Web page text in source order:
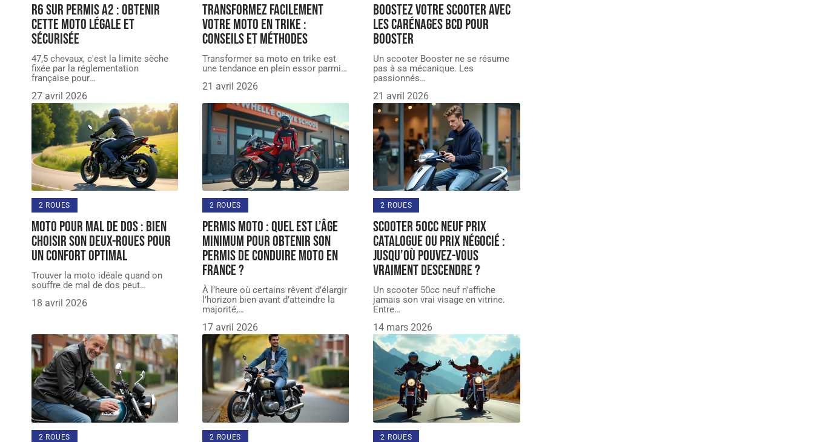
R6 sur permis A2 : obtenir
cette moto légale et
sécurisée
47,5 chevaux, c'est la limite sèche
fixée par la réglementation
française pour…
27 avril 2026
Transformez facilement
votre moto en trike :
conseils et méthodes
Transformer sa moto en trike est
une tendance en plein essor parmi…
21 avril 2026
Boostez votre scooter avec
les carénages BCD pour
Booster
Un scooter Booster ne se résume
pas à sa mécanique. Les
passionnés…
21 avril 2026
2 ROUES
Moto pour mal de dos : bien
choisir son deux-roues pour
un confort optimal
Trouver la moto idéale quand on
souffre de mal de dos peut…
18 avril 2026
2 ROUES
Permis moto : quel est l’âge
minimum pour obtenir son
permis de conduire moto en
France ?
À l’heure où certains rêvent d’élargir
l’horizon bien avant d’atteindre la
majorité,…
17 avril 2026
2 ROUES
Scooter 50cc Neuf prix
catalogue ou prix négocié :
jusqu’où pouvez-vous
vraiment descendre ?
Un scooter 50cc neuf n'affiche
jamais son vrai visage en vitrine.
Entre…
14 mars 2026
2 ROUES 2 ROUES 2 ROUES